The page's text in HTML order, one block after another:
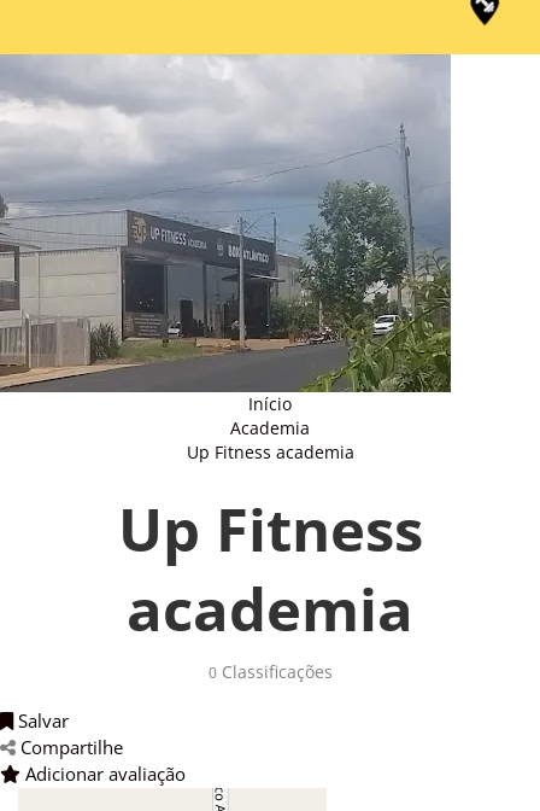
Início
Academia
Up Fitness academia
Up Fitness
academia
0Classificações
Salvar
Compartilhe
Adicionar avaliação